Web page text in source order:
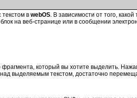
в webOS. В зависимости от того,
на веб-странице или в сообщении
который вы хотите выделить.
выделяемым текстом, достаточно